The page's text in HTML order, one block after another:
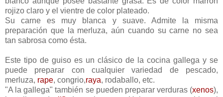
rojizo claro y el vientre de color plateado.
Su carne es muy blanca y suave. Admite la misma
preparación que la merluza, aún cuando su carne no sea
tan sabrosa como ésta.
Este tipo de guiso es un clásico de la cocina gallega y se
puede preparar con cualquier variedad de pescado,
merluza, rape, congrio,raya, rodaballo, etc.
"A la gallega" también se pueden preparar verduras (xenos),